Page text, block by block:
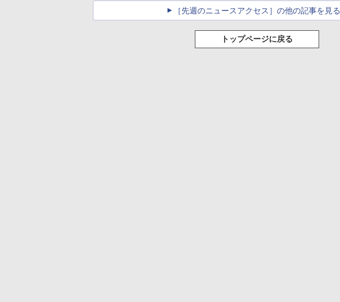
［先週のニュースアクセス］の他の記事を見る
トップページに戻る